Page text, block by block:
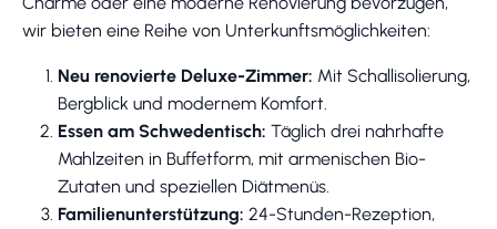
wir bieten eine Reihe von Unterkunftsmöglichkeiten:
Neu renovierte Deluxe-Zimmer: Mit Schallisolierung,
Bergblick und modernem Komfort.
Essen am Schwedentisch: Täglich drei nahrhafte
Mahlzeiten in Buffetform, mit armenischen Bio-
Zutaten und speziellen Diätmenüs.
Familienunterstützung: 24-Stunden-Rezeption,